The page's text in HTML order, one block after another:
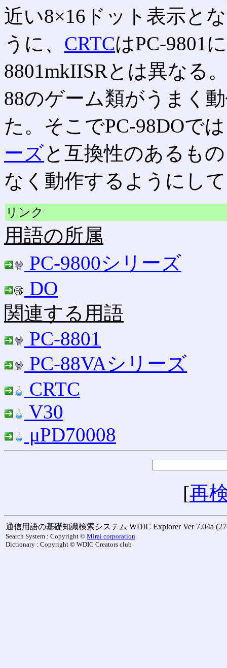
近い8×16ドット表示と
うに、 CRTCはPC-9801
8801mkIISRとは異なる
88のゲーム類がうまく
た。そこでPC-98DOで
ーズと互換性のあるも
なく動作するようにし
リンク
用語の所属
PC-9800シリーズ
DO
関連する用語
PC-8801
PC-88VAシリーズ
CRTC
V30
μPD70008
[再
通信用語の基礎知識検索システム WDIC Explorer Ver 7.04a
Search System : Copyright © Mirai corporation
Dictionary : Copyright © WDIC Creators club